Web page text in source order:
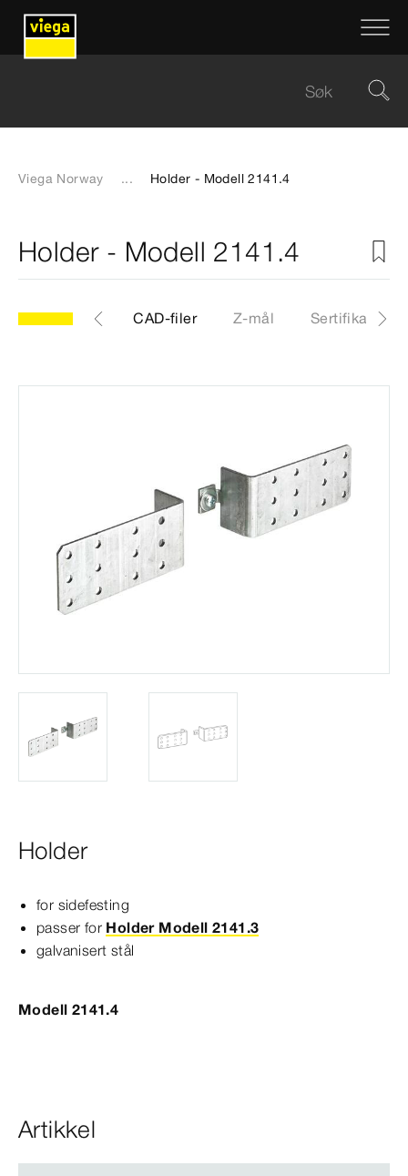
Viega Norway ... Holder - Modell 2141.4
Holder - Modell 2141.4
Artikkel CAD-filer Z-mål Sertifikater
Holder
for sidefesting
passer for Holder Modell 2141.3
galvanisert stål
Modell 2141.4
Artikkel